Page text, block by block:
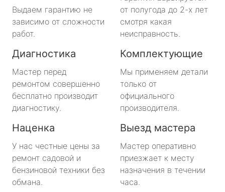
Выдаем гарантию не
зависимо от сложности
работ.
от полугода до 2-х лет
смотря какая
неисправность.
Диагностика
Мастер перед
ремонтом совершенно
бесплатно производит
диагностику.
Комплектующие
Мы применяем детали
только от
официального
производителя.
Наценка
У нас честные цены за
ремонт садовой и
бензиновой техники без
обмана.
Выезд мастера
Мастер оперативно
приезжает к месту
назначения в течении
часа.